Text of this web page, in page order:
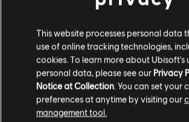
A medida que avancemos con el sistema
publicaremos más actualizaciones en
actualización del Y8S2 ya vino
la IU para las penalizaciones de
progresamos, seguiremos ajustando el
necesidades. En el Y8S3, introduciremos
nuevas con el objetivo de mejorar el
jugadores de su categoría de reputación y
This website processes personal data
use of online tracking technologies,
cookies. To learn more about Ubisoft's
personal data, please see our Privacy
Notice at Collection. You can set your
preferences at anytime by visiting our
management tool.